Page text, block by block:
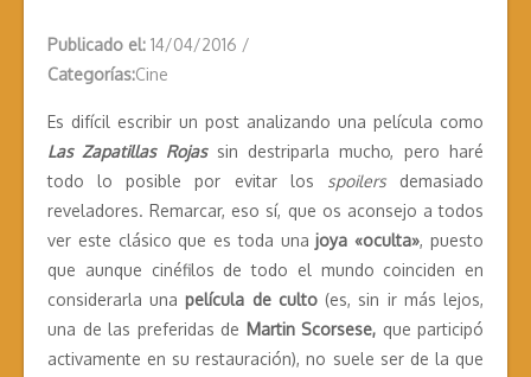
Publicado el: 14/04/2016 /
Categorías:Cine
Es difícil escribir un post analizando una película como
Las Zapatillas Rojassin destriparla mucho, pero haré
todo lo posible por evitar los spoilersdemasiado
reveladores. Remarcar, eso sí, que os aconsejo a todos
ver este clásico que es toda una joya «oculta», puesto
que aunque cinéfilos de todo el mundo coinciden en
considerarla unapelícula de culto(es, sin ir más lejos,
una de las preferidas de Martin Scorsese, que participó
activamente en su restauración), no suele ser de la que